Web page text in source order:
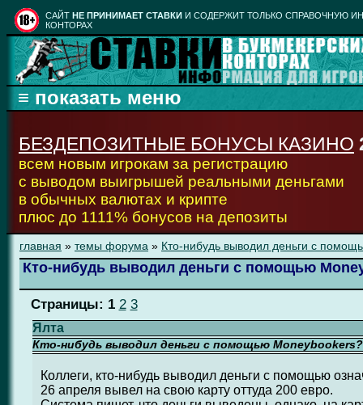
CАЙТ НЕ ПРИНИМАЕТ СТАВКИ И СОДЕРЖИТ ТОЛЬКО СПРАВОЧНУЮ
КОНТОРАХ
БЕЗДЕПОЗИТНЫЕ БОНУСЫ КАЗИНО
всем новым игрокам за регистрацию
с выводом выигрышей реальными деньгами
в обычных валютах и крипте
плюс до 1111% бонусов на депозиты
главная » темы форума » Кто-нибудь выводил деньги с
Кто-нибудь выводил деньги с помощью
Страницы: 1 2 3
Ялта
Кто-нибудь выводил деньги с помощью Moneybookers?
Коллеги, кто-нибудь выводил деньги с помощью
26 апреля вывел на свою карту оттуда 200 евро.